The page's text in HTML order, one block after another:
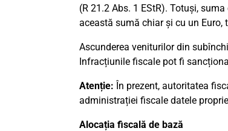
(R 21.2 Abs. 1 EStR). Totuși,
această sumă chiar și cu un
Ascunderea veniturilor din
Infracțiunile fiscale pot fi
Atenție: În prezent, autoritatea
administrației fiscale datele
Alocația fiscală de bază